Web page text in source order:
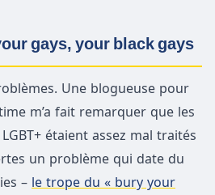
gays, your black gays
Une blogueuse pour
m’a fait remarquer que les
étaient assez mal traités
un problème qui date du
– le trope du « bury your